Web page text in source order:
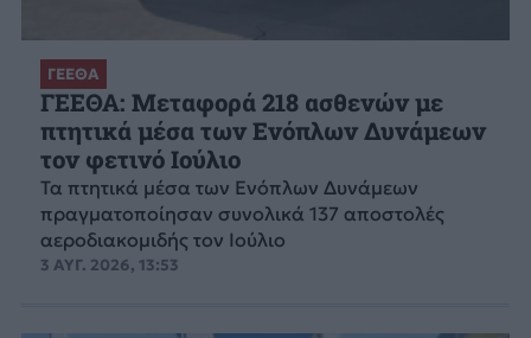
ΓΕΕΘΑ
ΓΕΕΘΑ: Μεταφορά 218 ασθενών με
πτητικά μέσα των Ενόπλων Δυνάμεων
τον φετινό Ιούλιο
Τα πτητικά μέσα των Ενόπλων Δυνάμεων
πραγματοποίησαν συνολικά 137 αποστολές
αεροδιακομιδής τον Ιούλιο
3 ΑΥΓ. 2026, 13:53